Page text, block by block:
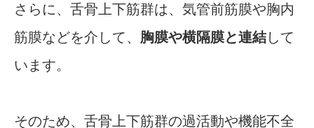
さらに、舌骨上下筋群は、気管前筋膜や胸内
筋膜などを介して、 胸膜や横隔膜と連結して
います。
そのため、舌骨上下筋群の過活動や機能不全